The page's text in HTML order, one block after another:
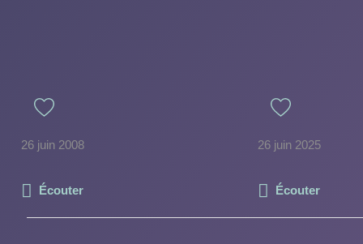
26 juin 2008
Écouter
26 juin 2025
Écouter